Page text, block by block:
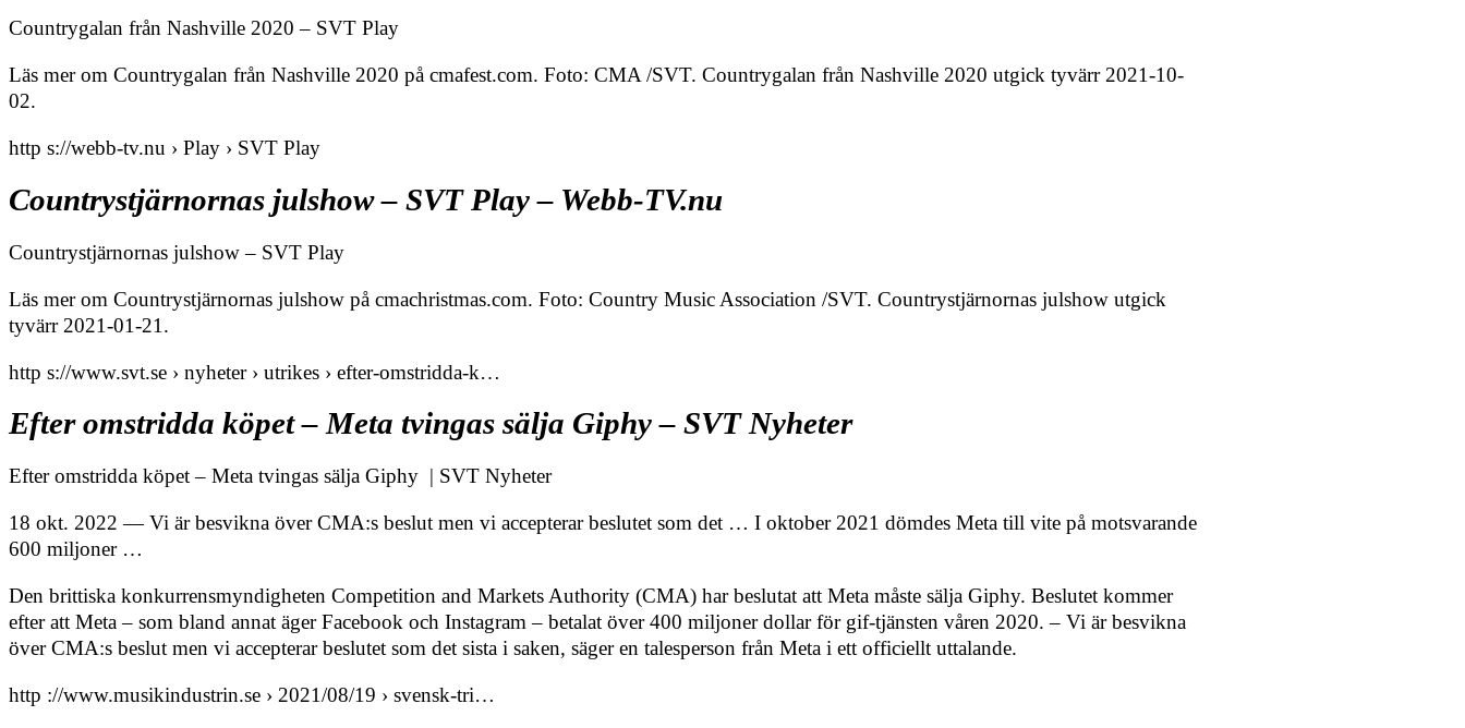
Countrygalan från Nashville 2020 – SVT Play
Läs mer om Countrygalan från Nashville 2020 på cmafest.com. Foto: CMA /SVT. Countrygalan från Nashville 2020 utgick tyvärr 2021-10-
02.
http s://webb-tv.nu › Play › SVT Play
Countrystjärnornas julshow – SVT Play – Webb-TV.nu
Countrystjärnornas julshow – SVT Play
Läs mer om Countrystjärnornas julshow på cmachristmas.com. Foto: Country Music Association /SVT. Countrystjärnornas julshow utgick
tyvärr 2021-01-21.
http s://www.svt.se › nyheter › utrikes › efter-omstridda-k…
Efter omstridda köpet – Meta tvingas sälja Giphy – SVT Nyheter
Efter omstridda köpet – Meta tvingas sälja Giphy | SVT Nyheter
18 okt. 2022 — Vi är besvikna över CMA:s beslut men vi accepterar beslutet som det … I oktober 2021 dömdes Meta till vite på motsvarande
600 miljoner …
Den brittiska konkurrensmyndigheten Competition and Markets Authority (CMA) har beslutat att Meta måste sälja Giphy. Beslutet kommer
efter att Meta – som bland annat äger Facebook och Instagram – betalat över 400 miljoner dollar för gif-tjänsten våren 2020. – Vi är besvikna
över CMA:s beslut men vi accepterar beslutet som det sista i saken, säger en talesperson från Meta i ett officiellt uttalande.
http ://www.musikindustrin.se › 2021/08/19 › svensk-tri…